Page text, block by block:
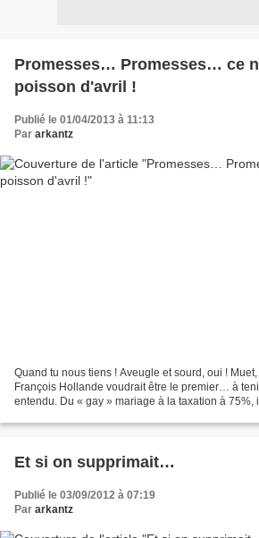
Promesses… Promesses… ce
poisson d'avril !
Publié le 01/04/2013 à 11:13
Par arkantz
Quand tu nous tiens ! Aveugle et sourd, oui !
François Hollande voudrait être le premier… à
entendu. Du « gay » mariage à la taxation à 75%,
Et si on supprimait…
Publié le 03/09/2012 à 07:19
Par arkantz